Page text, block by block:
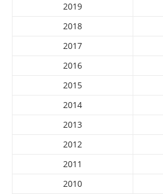
2019
2018
2017
2016
2015
2014
2013
2012
2011
2010